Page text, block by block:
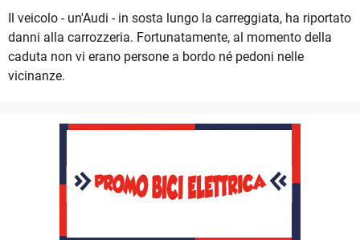
Il veicolo - un'Audi - in sosta lungo la carreggiata, ha riportato
danni alla carrozzeria. Fortunatamente, al momento della
caduta non vi erano persone a bordo né pedoni nelle
vicinanze.